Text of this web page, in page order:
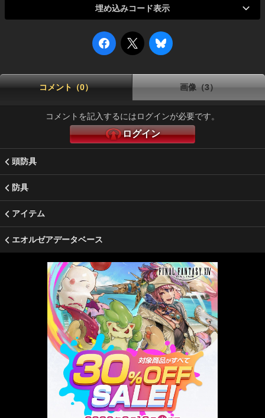
埋め込みコード表示
コメント（0） 画像（3）
コメントを記入するにはログインが必要です。
ログイン
頭防具
防具
アイテム
エオルゼアデータベース